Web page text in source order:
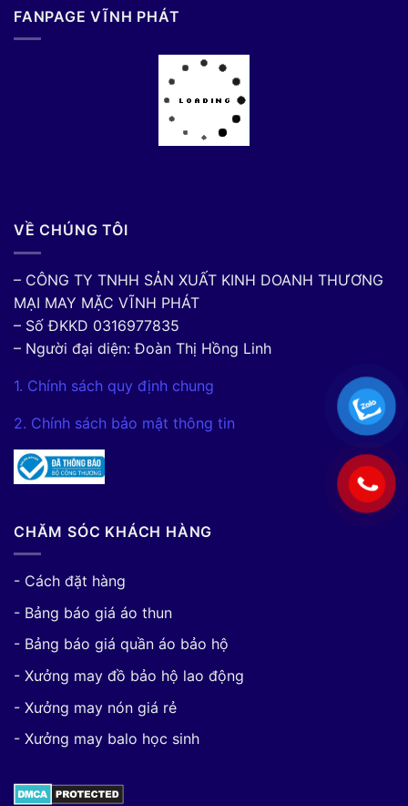
FANPAGE VĨNH PHÁT
VỀ CHÚNG TÔI
– CÔNG TY TNHH SẢN XUẤT KINH DOANH THƯƠNG
MẠI MAY MẶC VĨNH PHÁT
– Số ĐKKD 0316977835
– Người đại diện: Đoàn Thị Hồng Linh
1. Chính sách quy định chung
2. Chính sách bảo mật thông tin
CHĂM SÓC KHÁCH HÀNG
- Cách đặt hàng
- Bảng báo giá áo thun
- Bảng báo giá quần áo bảo hộ
- Xưởng may đồ bảo hộ lao động
- Xưởng may nón giá rẻ
- Xưởng may balo học sinh